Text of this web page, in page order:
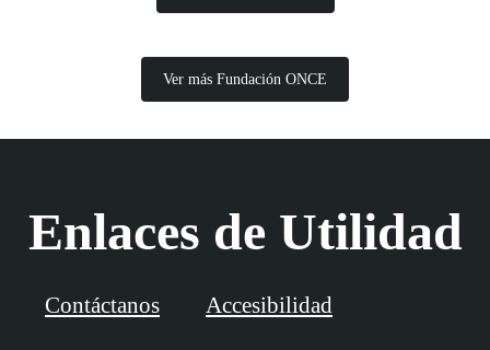
Ver más Fundación ONCE
Enlaces de Utilidad
Contáctanos Accesibilidad